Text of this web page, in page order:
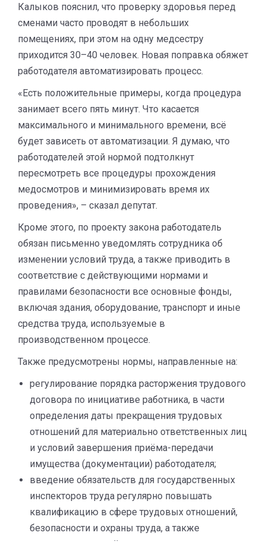
Калыков пояснил, что проверку здоровья перед
сменами часто проводят в небольших
помещениях, при этом на одну медсестру
приходится 30–40 человек. Новая поправка обяжет
работодателя автоматизировать процесс.
«Есть положительные примеры, когда процедура
занимает всего пять минут. Что касается
максимального и минимального времени, всё
будет зависеть от автоматизации. Я думаю, что
работодателей этой нормой подтолкнут
пересмотреть все процедуры прохождения
медосмотров и минимизировать время их
проведения», – сказал депутат.
Кроме этого, по проекту закона работодатель
обязан письменно уведомлять сотрудника об
изменении условий труда, а также приводить в
соответствие с действующими нормами и
правилами безопасности все основные фонды,
включая здания, оборудование, транспорт и иные
средства труда, используемые в
производственном процессе.
Также предусмотрены нормы, направленные на:
регулирование порядка расторжения трудового
договора по инициативе работника, в части
определения даты прекращения трудовых
отношений для материально ответственных лиц
и условий завершения приёма-передачи
имущества (документации) работодателя;
введение обязательств для государственных
инспекторов труда регулярно повышать
квалификацию в сфере трудовых отношений,
безопасности и охраны труда, а также